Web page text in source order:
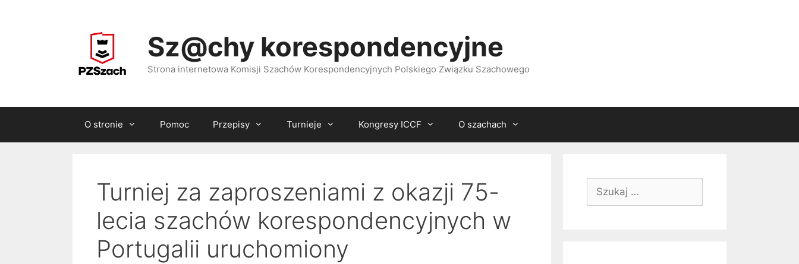
Sz@chy korespondencyjne
Strona internetowa Komisji Szachów Korespondencyjnych Polskiego Związku Szachowego
O stronie Pomoc Przepisy Turnieje Kongresy ICCF O szachach
Turniej za zaproszeniami z okazji 75-
lecia szachów korespondencyjnych w
Portugalii uruchomiony